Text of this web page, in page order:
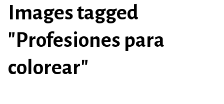
Images tagged
"Profesiones para
colorear"